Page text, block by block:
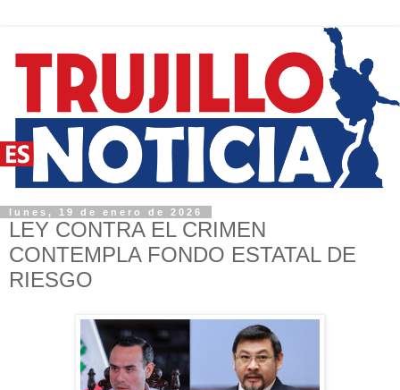
lunes, 19 de enero de 2026
LEY CONTRA EL CRIMEN
CONTEMPLA FONDO ESTATAL DE
RIESGO